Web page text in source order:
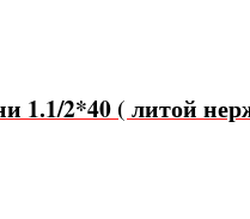
1.1/2*40 ( литой